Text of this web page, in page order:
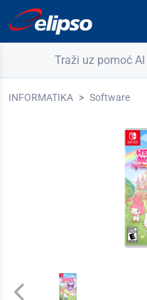
Traži uz pomoć AI
INFORMATIKA Software